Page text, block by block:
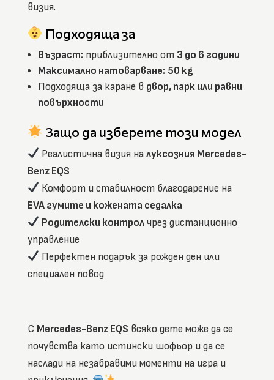
визия.
Подходяща за
Възраст: приблизително от 3 до 6 години
Максимално натоварване: 50 kg
Подходяща за каране в двор, парк или равни
повърхности
Защо да изберете този модел
Реалистична визия налуксозния Mercedes-
Benz EQS
Комфорт и стабилност благодарение на
EVA гумите и кожената седалка
Родителски контрол чрез дистанционно
управление
Перфектен подарък за рожден ден или
специален повод
С Mercedes-Benz EQS всяко дете може да се
почувства като истински шофьор и да се
наслади на незабравими моменти на игра и